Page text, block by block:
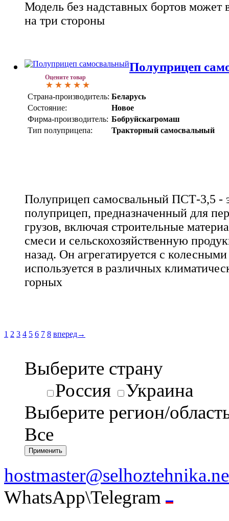
Модель без надставных бортов может
на три стороны
Оцените товар
Полуприцеп
Страна-производитель: Беларусь
Состояние:
Новое
Фирма-производитель: Бобруйскагромаш
Тип полуприцепа:
Тракторный самосвальный
Полуприцеп самосвальный ПСТ-3,5 -
полуприцеп, предназначенный для
грузов, включая строительные
смеси и сельскохозяйственную
назад. Он агрегатируется с
используется в различных
горных
1 2 3 4 5 6 7 8 вперед→
Выберите страну
Россия
Украина
Выберите регион/
Все
WhatsApp\Telegram